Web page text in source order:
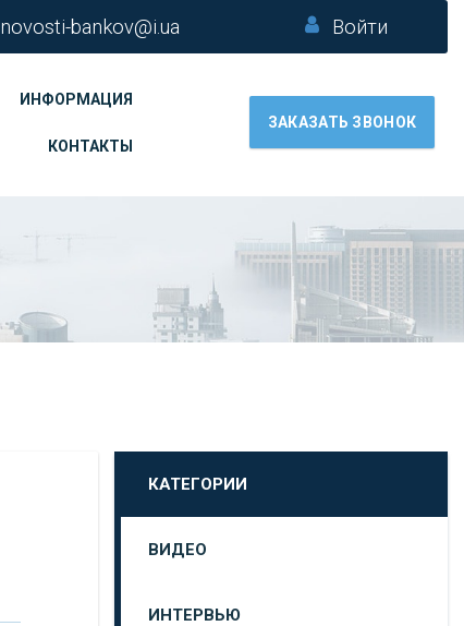
novosti-bankov@i.ua Войти
ИНФОРМАЦИЯ
КОНТАКТЫ
ЗАКАЗАТЬ ЗВОНОК
КАТЕГОРИИ
ВИДЕО
ИНТЕРВЬЮ